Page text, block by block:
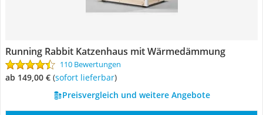
Running Rabbit Katzenhaus mit Wärmedämmung
110 Bewertungen
ab 149,00 € ( Sofort lieferbar)
Preisvergleich und weitere Angebote